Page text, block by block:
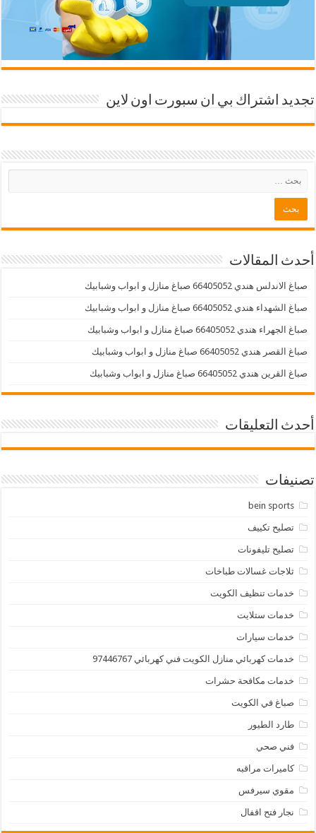
تجديد اشتراك بي ان سبورت اون لاين
أحدث المقالات
صباغ الاندلس هندي 66405052 صباغ منازل و ابواب وشبابيك
صباغ الشهداء هندي 66405052 صباغ منازل و ابواب وشبابيك
صباغ الجهراء هندي 66405052 صباغ منازل و ابواب وشبابيك
صباغ القصر هندي 66405052 صباغ منازل و ابواب وشبابيك
صباغ القرين هندي 66405052 صباغ منازل و ابواب وشبابيك
أحدث التعليقات
تصنيفات
bein sports
تصليح تكييف
تصليح تليفونات
ثلاجات غسالات طباخات
خدمات تنظيف الكويت
خدمات ستلايت
خدمات سيارات
خدمات كهربائي منازل الكويت فني كهربائي 97446767
خدمات مكافحة حشرات
صباغ في الكويت
طارد الطيور
فني صحي
كاميرات مراقبه
مقوي سيرفس
نجار فتح اقفال